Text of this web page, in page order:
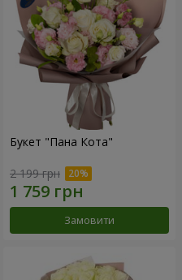
Букет "Пана Кота"
2 199 грн
Замовити